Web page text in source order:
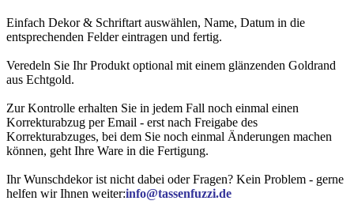
Einfach Dekor & Schriftart auswählen, Name, Datum in die
entsprechenden Felder eintragen und fertig.
Veredeln Sie Ihr Produkt optional mit einem glänzenden Goldrand
aus Echtgold.
Zur Kontrolle erhalten Sie in jedem Fall noch einmal einen
Korrekturabzug per Email - erst nach Freigabe des
Korrekturabzuges, bei dem Sie noch einmal Änderungen machen
können, geht Ihre Ware in die Fertigung.
Ihr Wunschdekor ist nicht dabei oder Fragen? Kein Problem - gerne
helfen wir Ihnen weiter:info@tassenfuzzi.de